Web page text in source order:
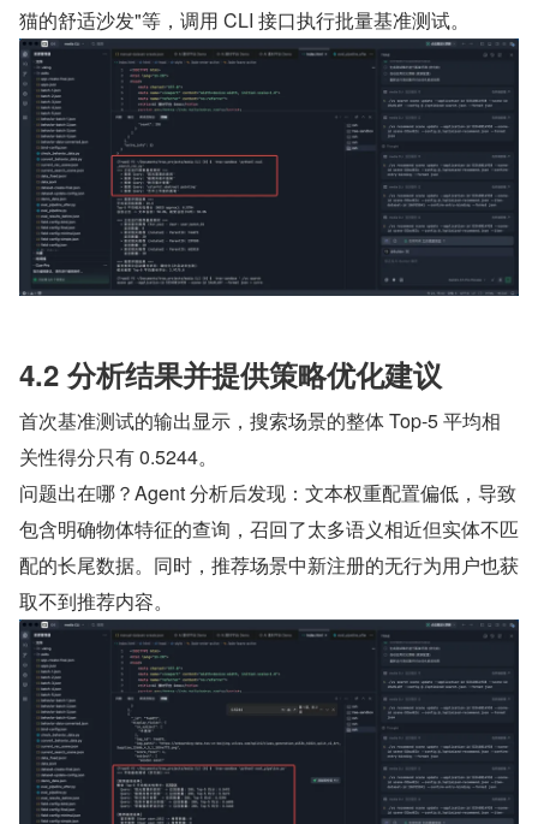
猫的舒适沙发"等，调用 CLI 接口执行批量基准测试。
4.2 分析结果并提供策略优化建议
首次基准测试的输出显示，搜索场景的整体 Top-5 平均相
关性得分只有 0.5244。
问题出在哪？Agent 分析后发现：文本权重配置偏低，导致
包含明确物体特征的查询，召回了太多语义相近但实体不匹
配的长尾数据。同时，推荐场景中新注册的无行为用户也获
取不到推荐内容。